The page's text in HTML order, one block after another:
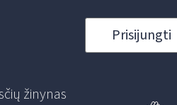
Prisijungti
žinynas